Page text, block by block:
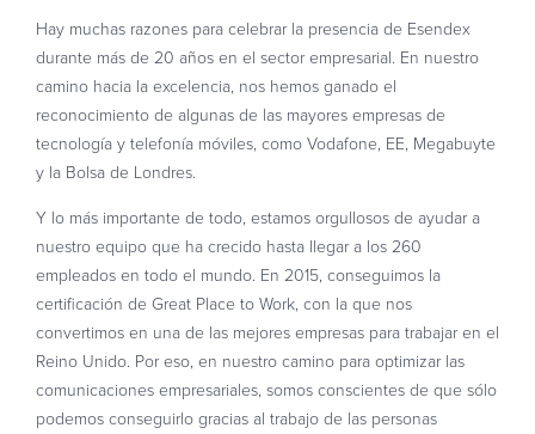
Hay muchas razones para celebrar la presencia de Esendex
durante más de 20 años en el sector empresarial. En nuestro
camino hacia la excelencia, nos hemos ganado el
reconocimiento de algunas de las mayores empresas de
tecnología y telefonía móviles, como Vodafone, EE, Megabuyte
y la Bolsa de Londres.
Y lo más importante de todo, estamos orgullosos de ayudar a
nuestro equipo que ha crecido hasta llegar a los 260
empleados en todo el mundo. En 2015, conseguimos la
certificación de Great Place to Work, con la que nos
convertimos en una de las mejores empresas para trabajar en el
Reino Unido. Por eso, en nuestro camino para optimizar las
comunicaciones empresariales, somos conscientes de que sólo
podemos conseguirlo gracias al trabajo de las personas